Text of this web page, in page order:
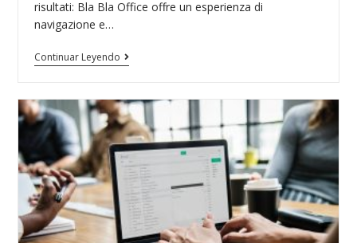
risultati: Bla Bla Office offre un esperienza di
navigazione e…
Continuar Leyendo
A&B
Via
Camillo
Finocchiaro
Aprile,
14,
20124
Milano